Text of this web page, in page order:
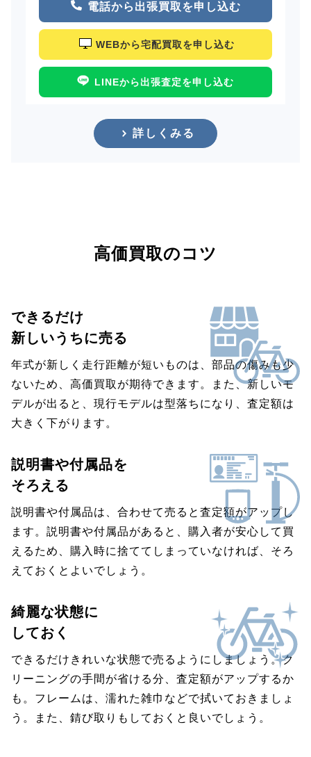
電話から出張買取を申し込む
WEBから宅配買取を申し込む
LINEから出張査定を申し込む
詳しくみる
高価買取のコツ
できるだけ
新しいうちに売る
年式が新しく走行距離が短いものは、部品の傷みも少
ないため、高価買取が期待できます。また、新しいモ
デルが出ると、現行モデルは型落ちになり、査定額は
大きく下がります。
説明書や付属品を
そろえる
説明書や付属品は、合わせて売ると査定額がアップし
ます。説明書や付属品があると、購入者が安心して買
えるため、購入時に捨ててしまっていなければ、そろ
えておくとよいでしょう。
綺麗な状態に
しておく
できるだけきれいな状態で売るようにしましょう。ク
リーニングの手間が省ける分、査定額がアップするか
も。フレームは、濡れた雑巾などで拭いておきましょ
う。また、錆び取りもしておくと良いでしょう。